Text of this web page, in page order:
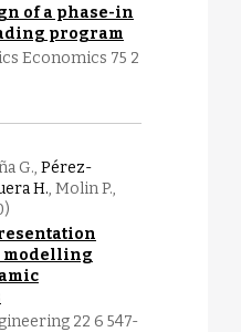
of a phase-in
program
Economics 75 2
G., Pérez-
H., Molin P.,
modelling
22 6 547-